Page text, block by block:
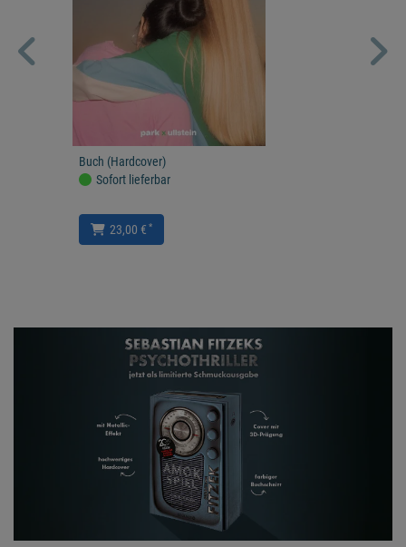
Buch (Hardcover)
Sofort lieferbar
23,00 € *